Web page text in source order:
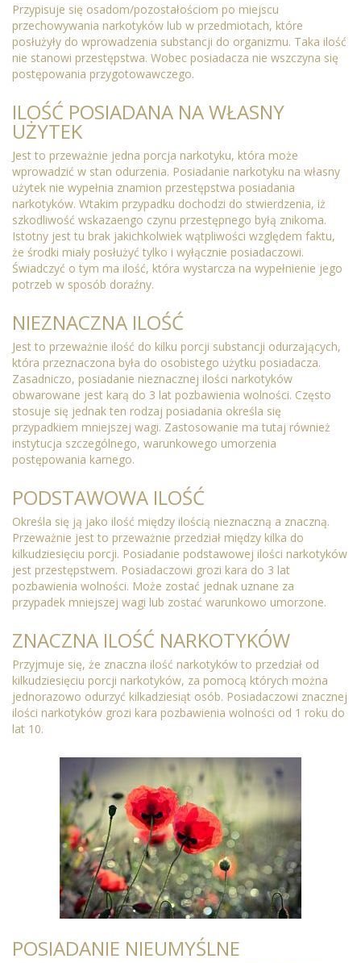
Przypisuje się osadom/pozostałościom po miejscu
przechowywania narkotyków lub w przedmiotach, które
posłużyły do wprowadzenia substancji do organizmu. Taka ilość
nie stanowi przestępstwa. Wobec posiadacza nie wszczyna się
postępowania przygotowawczego.
ILOŚĆ POSIADANA NA WŁASNY
UŻYTEK
Jest to przeważnie jedna porcja narkotyku, która może
wprowadzić w stan odurzenia. Posiadanie narkotyku na własny
użytek nie wypełnia znamion przestępstwa posiadania
narkotyków. Wtakim przypadku dochodzi do stwierdzenia, iż
szkodliwość wskazaengo czynu przestępnego byłą znikoma.
Istotny jest tu brak jakichkolwiek wątpliwości względem faktu,
że środki miały posłużyć tylko i wyłącznie posiadaczowi.
Świadczyć o tym ma ilość, która wystarcza na wypełnienie jego
potrzeb w sposób doraźny.
NIEZNACZNA ILOŚĆ
Jest to przeważnie ilość do kilku porcji substancji odurzających,
która przeznaczona była do osobistego użytku posiadacza.
Zasadniczo, posiadanie nieznacznej ilości narkotyków
obwarowane jest karą do 3 lat pozbawienia wolności. Często
stosuje się jednak ten rodzaj posiadania określa się
przypadkiem mniejszej wagi. Zastosowanie ma tutaj również
instytucja szczególnego, warunkowego umorzenia
postępowania karnego.
PODSTAWOWA ILOŚĆ
Określa się ją jako ilość między ilością nieznaczną a znaczną.
Przeważnie jest to przeważnie przedział między kilka do
kilkudziesięciu porcji. Posiadanie podstawowej ilości narkotyków
jest przestępstwem. Posiadaczowi grozi kara do 3 lat
pozbawienia wolności. Może zostać jednak uznane za
przypadek mniejszej wagi lub zostać warunkowo umorzone.
ZNACZNA ILOŚĆ NARKOTYKÓW
Przyjmuje się, że znaczna ilość narkotyków to przedział od
kilkudziesięciu porcji narkotyków, za pomocą których można
jednorazowo odurzyć kilkadziesiąt osób. Posiadaczowi znacznej
ilości narkotyków grozi kara pozbawienia wolności od 1 roku do
lat 10.
POSIADANIE NIEUMYŚLNE